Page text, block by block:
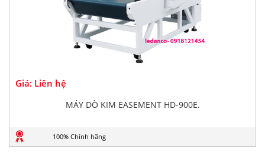
Giá: Liên hệ
MÁY DÒ KIM EASEMENT HD-900E.
100% Chính hãng